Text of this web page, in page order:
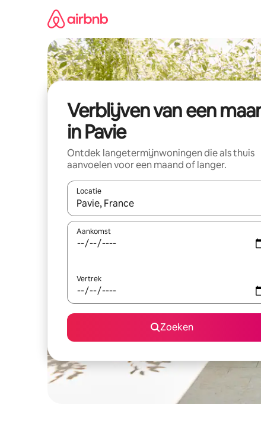
Verblijven van een
in Pavie
Ontdek langetermijnwoningen die als thuis
aanvoelen voor een maand of langer.
Locatie
Wanneer er resultaten beschikbaar zijn, maak
Aankomst
Vertrek
Zoeken